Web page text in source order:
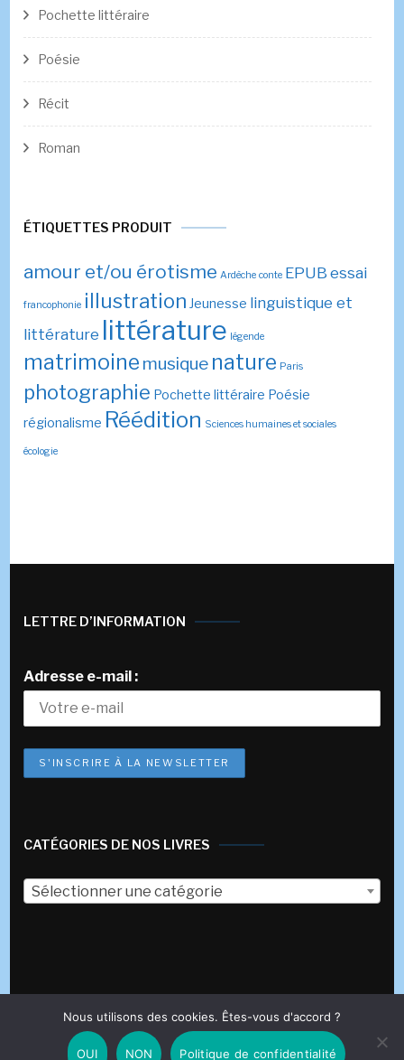
Pochette littéraire
Poésie
Récit
Roman
ÉTIQUETTES PRODUIT
amour et/ou érotisme Ardèche conte EPUB essai
francophonie illustration Jeunesse linguistique et
littérature littérature légende
matrimoine musique nature Paris
photographie Pochette littéraire Poésie
régionalisme Réédition Sciences humaines et sociales
écologie
LETTRE D’INFORMATION
Adresse e-mail :
CATÉGORIES DE NOS LIVRES
Sélectionner une catégorie
© 2017-2023 Éditions des VéliplanchistesFashion Stylist |
Développé parBlossom Themes .Propulsé par WordPress
.
Nous utilisons des cookies. Êtes-vous d'accord ?
OUI NON Politique de confidentialité